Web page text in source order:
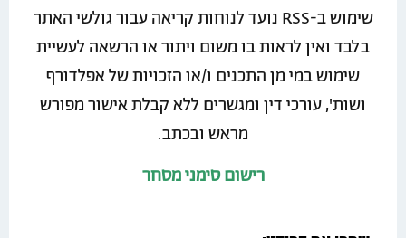
שימוש ב-RSS נועד לנוחות קריאה עבור גולשי האתר
בלבד ואין לראות בו משום ויתור או הרשאה לעשיית
שימוש במי מן התכנים ו/או הזכויות של אפלדורף
ושות', עורכי דין ומגשרים ללא קבלת אישור מפורש
מראש ובכתב.
רישוםסימני מסחר